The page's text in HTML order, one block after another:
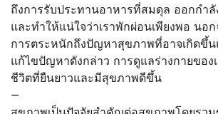
ถึงการรับประทานอาหารที่สมดุล ออกกำลั
และทำให้แน่ใจว่าเราพักผ่อนเพียงพอ นอ
การตระหนักถึงปัญหาสุขภาพที่อาจเกิดขึ้น
แก้ไขปัญหาดังกล่าว การดูแลร่างกายของ
ชีวิตที่ยืนยาวและมีสุขภาพดีขึ้น
—